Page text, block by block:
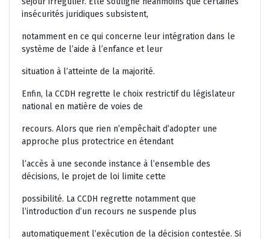
insécurités juridiques subsistent,
notamment en ce qui concerne leur intégration dans le
système de l’aide à l’enfance et leur
situation à l’atteinte de la majorité.
Enfin, la CCDH regrette le choix restrictif du législateur
national en matière de voies de
recours. Alors que rien n’empêchait d’adopter une
approche plus protectrice en étendant
l’accès à une seconde instance à l’ensemble des
décisions, le projet de loi limite cette
possibilité. La CCDH regrette notamment que
l’introduction d’un recours ne suspende plus
automatiquement l’exécution de la décision contestée. Si